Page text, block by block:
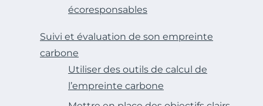
écoresponsables
Suivi et évaluation de son empreinte
carbone
Utiliser des outils de calcul de
l’empreinte carbone